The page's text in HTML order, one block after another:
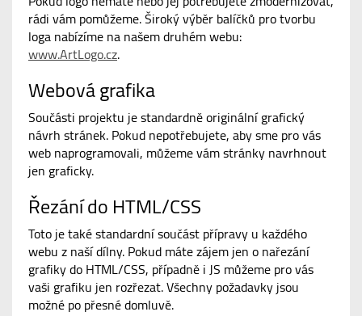
rádi vám pomůžeme. Široký výběr balíčků pro tvorbu
loga nabízíme na našem druhém webu:
www.ArtLogo.cz.
Webová grafika
Součásti projektu je standardně originální grafický
návrh stránek. Pokud nepotřebujete, aby sme pro vás
web naprogramovali, můžeme vám stránky navrhnout
jen graficky.
Řezání do HTML/CSS
Toto je také standardní součást přípravy u každého
webu z naší dílny. Pokud máte zájem jen o nařezání
grafiky do HTML/CSS, případně i JS můžeme pro vás
vaši grafiku jen rozřezat. Všechny požadavky jsou
možné po přesné domluvě.